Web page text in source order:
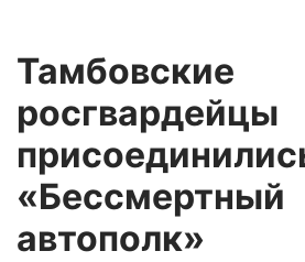
Тамбовские
росгвардейцы
«Бессмертный
автополк»